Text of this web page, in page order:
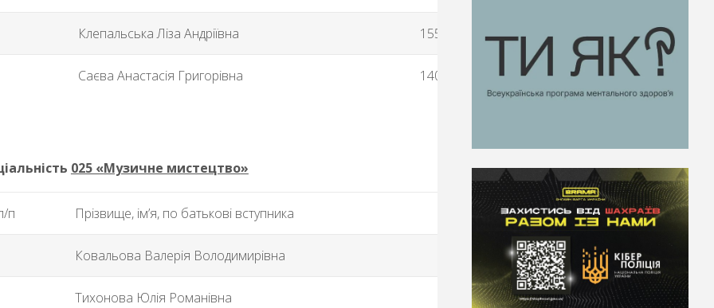
Клепальська Ліза Андріївна 155
Саєва Анастасія Григорівна 140
025 «Музичне мистецтво»
п Прізвище, ім’я, по батькові вступника Конкурсний бал
Ковальова Валерія Володимирівна
Тихонова Юлія Романівна 200